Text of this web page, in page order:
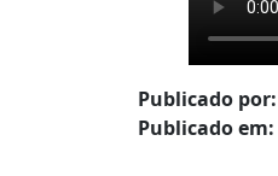
Publicado por:
Publicado em: